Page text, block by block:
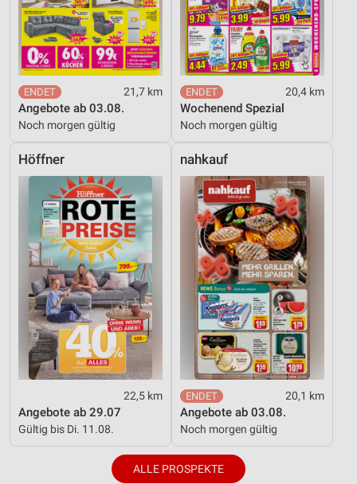
21,7 km
Angebote ab 03.08.
Noch morgen gültig
20,4 km
Wochenend Spezial
Noch morgen gültig
Höffner
22,5 km
Angebote ab 29.07
Gültig bis Di. 11.08.
nahkauf
20,1 km
Angebote ab 03.08.
Noch morgen gültig
ALLE PROSPEKTE